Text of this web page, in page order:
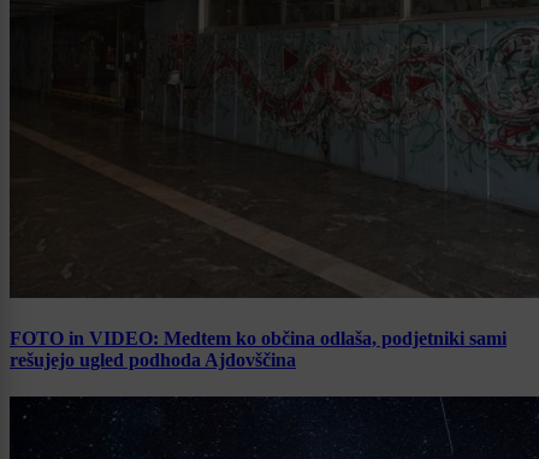
FOTO in VIDEO: Medtem ko občina odlaša, podjetniki sami
rešujejo ugled podhoda Ajdovščina